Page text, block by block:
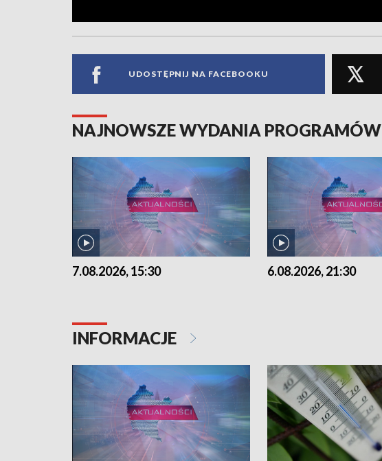
UDOSTĘPNIJ NA FACEBOOKU
NAJNOWSZE WYDANIA PROGRAMÓW
7.08.2026, 15:30 6.08.2026, 21:30
INFORMACJE